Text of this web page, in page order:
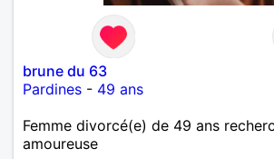
brune du 63
Pardines - 49 ans
Femme divorcé(e) de 49 ans
amoureuse